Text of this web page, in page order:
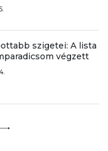
szigetei: A lista
végzett